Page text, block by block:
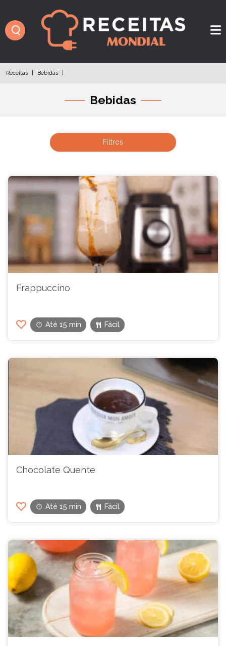
Receitas Bebidas
Bebidas
Filtros
Frappuccino
Até 15 min Fácil
Chocolate Quente
Até 15 min Fácil